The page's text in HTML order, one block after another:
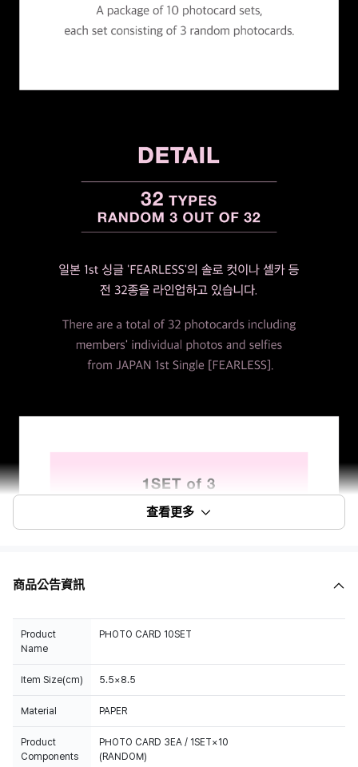
查看更多
商品公告資訊
Product
Name
PHOTO CARD 10SET
Item Size(cm) 5.5×8.5
Material PAPER
Product
Components
PHOTO CARD 3EA / 1SET×10
(RANDOM)